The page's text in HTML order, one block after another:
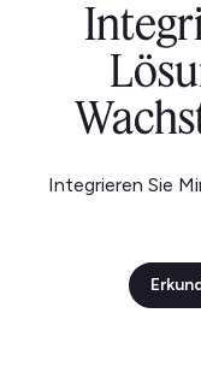
Integrieren Sie